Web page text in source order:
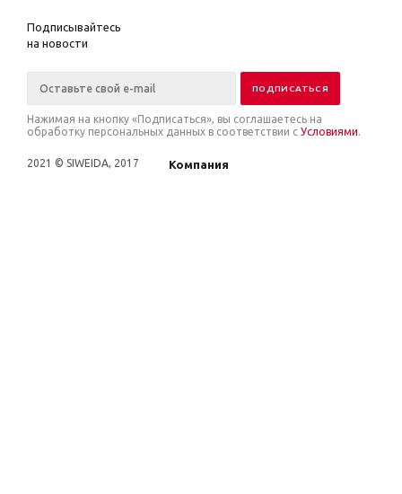
Подписывайтесь
на новости
Нажимая на кнопку «Подписаться», вы соглашаетесь на
обработку персональных данных в соответствии с Условиями.
2021 © SIWEIDA, 2017 Компания